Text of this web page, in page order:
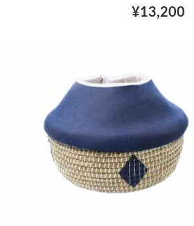
¥13,200